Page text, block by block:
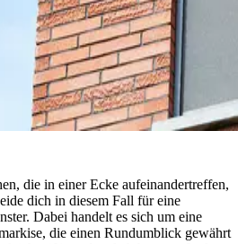
die in einer Ecke aufeinandertreffen,
dich in diesem Fall für eine
Dabei handelt es sich um eine
die einen Rundumblick gewährt